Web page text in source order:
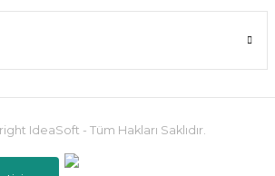
IdeaSoft - Tüm Hakları Saklıdır.